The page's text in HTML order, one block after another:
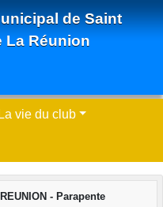
de Saint
La Réunion
La vie du club
- Parapente